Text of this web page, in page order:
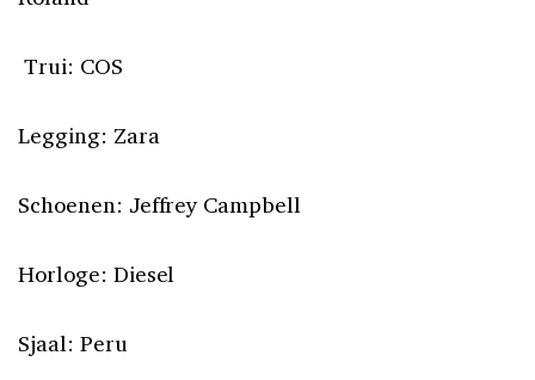
Trui: COS
Legging: Zara
Schoenen: Jeffrey Campbell
Horloge: Diesel
Sjaal: Peru